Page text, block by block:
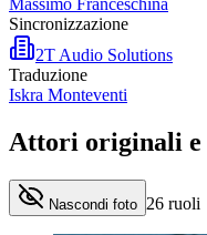
Sincronizzazione
2T Audio Solutions
Traduzione
Iskra Monteventi
Attori originali e
Nascondi foto 26 ruoli